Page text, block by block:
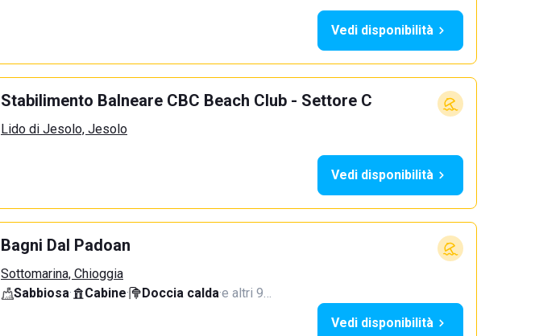
Vedi disponibilità
Stabilimento Balneare CBC Beach Club - Settore C
Lido di Jesolo, Jesolo
Vedi disponibilità
Bagni Dal Padoan
Sottomarina, Chioggia
Sabbiosa· Cabine· Doccia calda·e altri 9…
Vedi disponibilità